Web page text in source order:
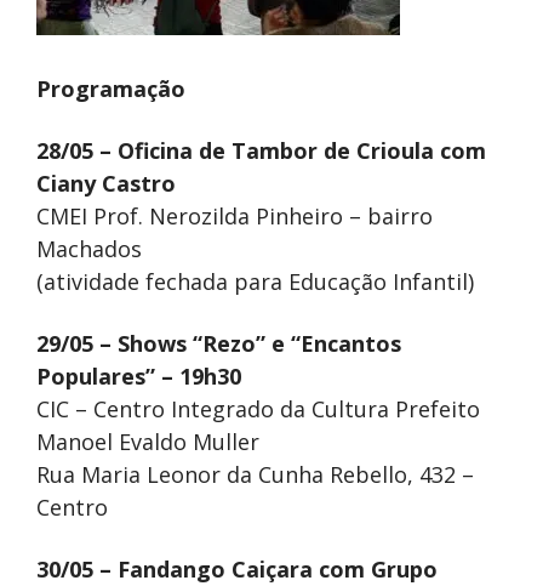
Programação
28/05 – Oficina de Tambor de Crioula com
Ciany Castro
CMEI Prof. Nerozilda Pinheiro – bairro
Machados
(atividade fechada para Educação Infantil)
29/05 – Shows “Rezo” e “Encantos
Populares” – 19h30
CIC – Centro Integrado da Cultura Prefeito
Manoel Evaldo Muller
Rua Maria Leonor da Cunha Rebello, 432 –
Centro
30/05 – Fandango Caiçara com Grupo